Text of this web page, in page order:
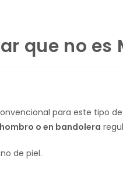
que no es
para este tipo
o en bandolera
de piel.